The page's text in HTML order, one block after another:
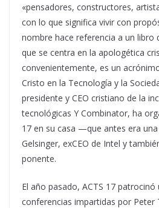
«pensadores, constructores,
con lo que significa vivir con
nombre hace referencia a un libro
que se centra en la apologética
convenientemente, es un
Cristo en la Tecnología y la
presidente y CEO cristiano de la
tecnológicas Y Combinator, ha
17 en su casa —que antes era
Gelsinger, exCEO de Intel y
ponente.
El año pasado, ACTS 17
conferencias impartidas por Peter